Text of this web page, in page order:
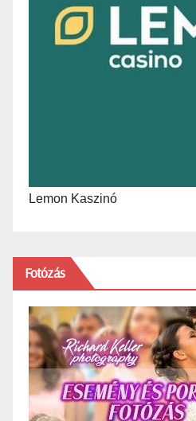
Lemon Kaszinó
Fotózás